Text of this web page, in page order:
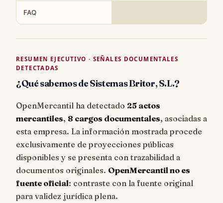
FAQ
RESUMEN EJECUTIVO · SEÑALES DOCUMENTALES
DETECTADAS
¿Qué sabemos de Sistemas Britor, S.L.?
OpenMercantil ha detectado 25 actos
mercantiles, 8 cargos documentales, asociadas a
esta empresa. La información mostrada procede
exclusivamente de proyecciones públicas
disponibles y se presenta con trazabilidad a
documentos originales. OpenMercantil no es
fuente oficial: contraste con la fuente original
para validez jurídica plena.